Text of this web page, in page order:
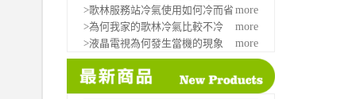
>歌林服務站冷氣使用如何冷而省 more
>為何我家的歌林冷氣比較不冷
more
>液晶電視為何發生當機的現象
more